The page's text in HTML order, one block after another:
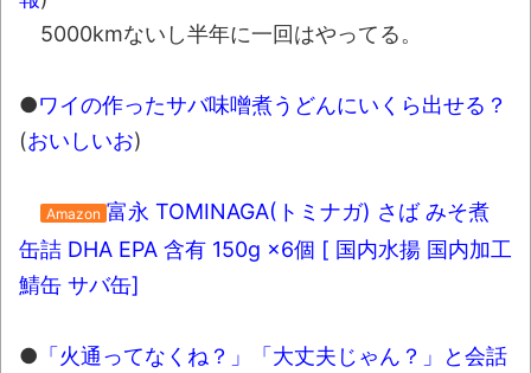
5000kmないし半年に一回はやってる。
●ワイの作ったサバ味噌煮うどんにいくら出せる？
(おいしいお)
Amazon 富永 TOMINAGA(トミナガ) さば みそ煮
缶詰 DHA EPA 含有 150g ×6個 [ 国内水揚 国内加工
鯖缶 サバ缶]
● 「火通ってなくね？」「大丈夫じゃん？」と会話